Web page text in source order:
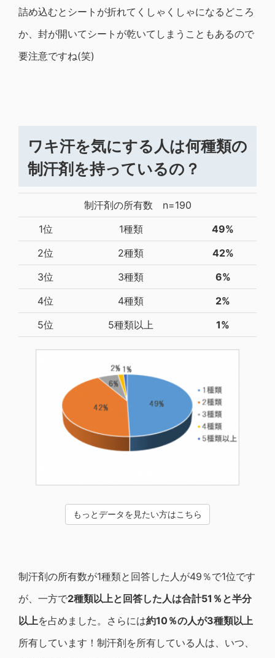
詰め込むとシートが折れてくしゃくしゃになるどころ
か、封が開いてシートが乾いてしまうこともあるので
要注意ですね(笑)
ワキ汗を気にする人は何種類の
制汗剤を持っているの？
制汗剤の所有数 n=190
1位
1種類
49%
2位
2種類
42%
3位
3種類
6%
4位
4種類
2%
5位
5種類以上 1%
もっとデータを見たい方はこちら
制汗剤の所有数が1種類と回答した人が49％で1位です
が、一方で2種類以上と回答した人は合計51％と半分
以上を占めました。さらには約10％の人が3種類以上
所有しています！制汗剤を所有している人は、いつ、